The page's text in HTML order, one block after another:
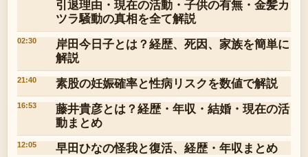
引退理由・現在の活動・子供の有無・金髪カ
ツラ騒動の真相を全て解説
02:30
岸田今日子とは？経歴、死因、家族を簡単に
解説
21:40 素股の妊娠確率と性病リスクを数値で解説
16:53
藤井貴彦とは？経歴・年収・結婚・現在の活
動まとめ
12:05 早田ひなの怪我と復活、経歴・年収まとめ